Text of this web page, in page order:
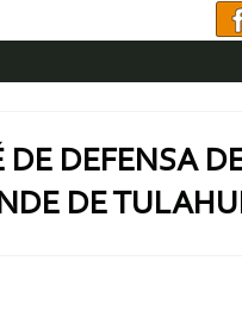
DE DEFENSA
DE